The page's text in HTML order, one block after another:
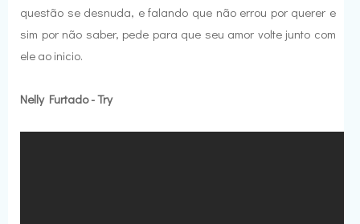
questão se desnuda, e falando que não errou por querer e
sim por não saber, pede para que seu amor volte junto com
ele ao inicio.
Nelly Furtado - Try